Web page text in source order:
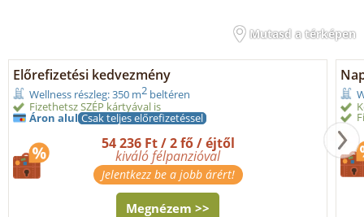
Mutasd a térképen
Előrefizetési kedvezmény
Wellness részleg: 350 m2 beltéren
Fizethetsz SZÉP kártyával is
Áron alul Csak teljes előrefizetéssel
54 236 Ft / 2 fő / éjtől
kiváló félpanzióval
Jelentkezz be a jobb árért!
Megnézem >>